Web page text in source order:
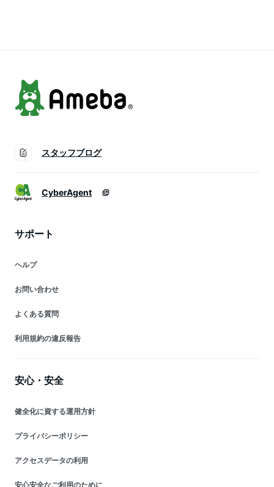
スタッフブログ
CyberAgent
サポート
ヘルプ
お問い合わせ
よくある質問
利用規約の違反報告
安心・安全
健全化に資する運用方針
プライバシーポリシー
アクセスデータの利用
安心安全なご利用のために